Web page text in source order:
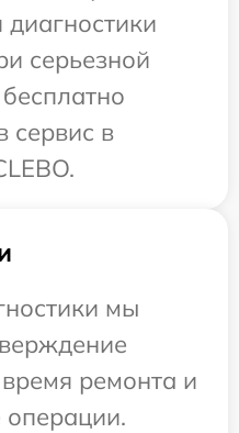
серьезной
сервис в
мы
ремонта и